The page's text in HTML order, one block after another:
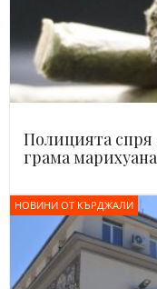
Полицията
грама
НОВИНИ ОТ КЪРДЖАЛИ